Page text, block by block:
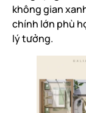
không gian
chính lớn phù
lý tưởng.